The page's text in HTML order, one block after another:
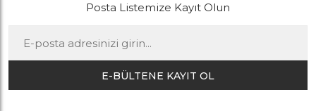
Posta Listemize Kayıt Olun
E-BÜLTENE KAYIT OL